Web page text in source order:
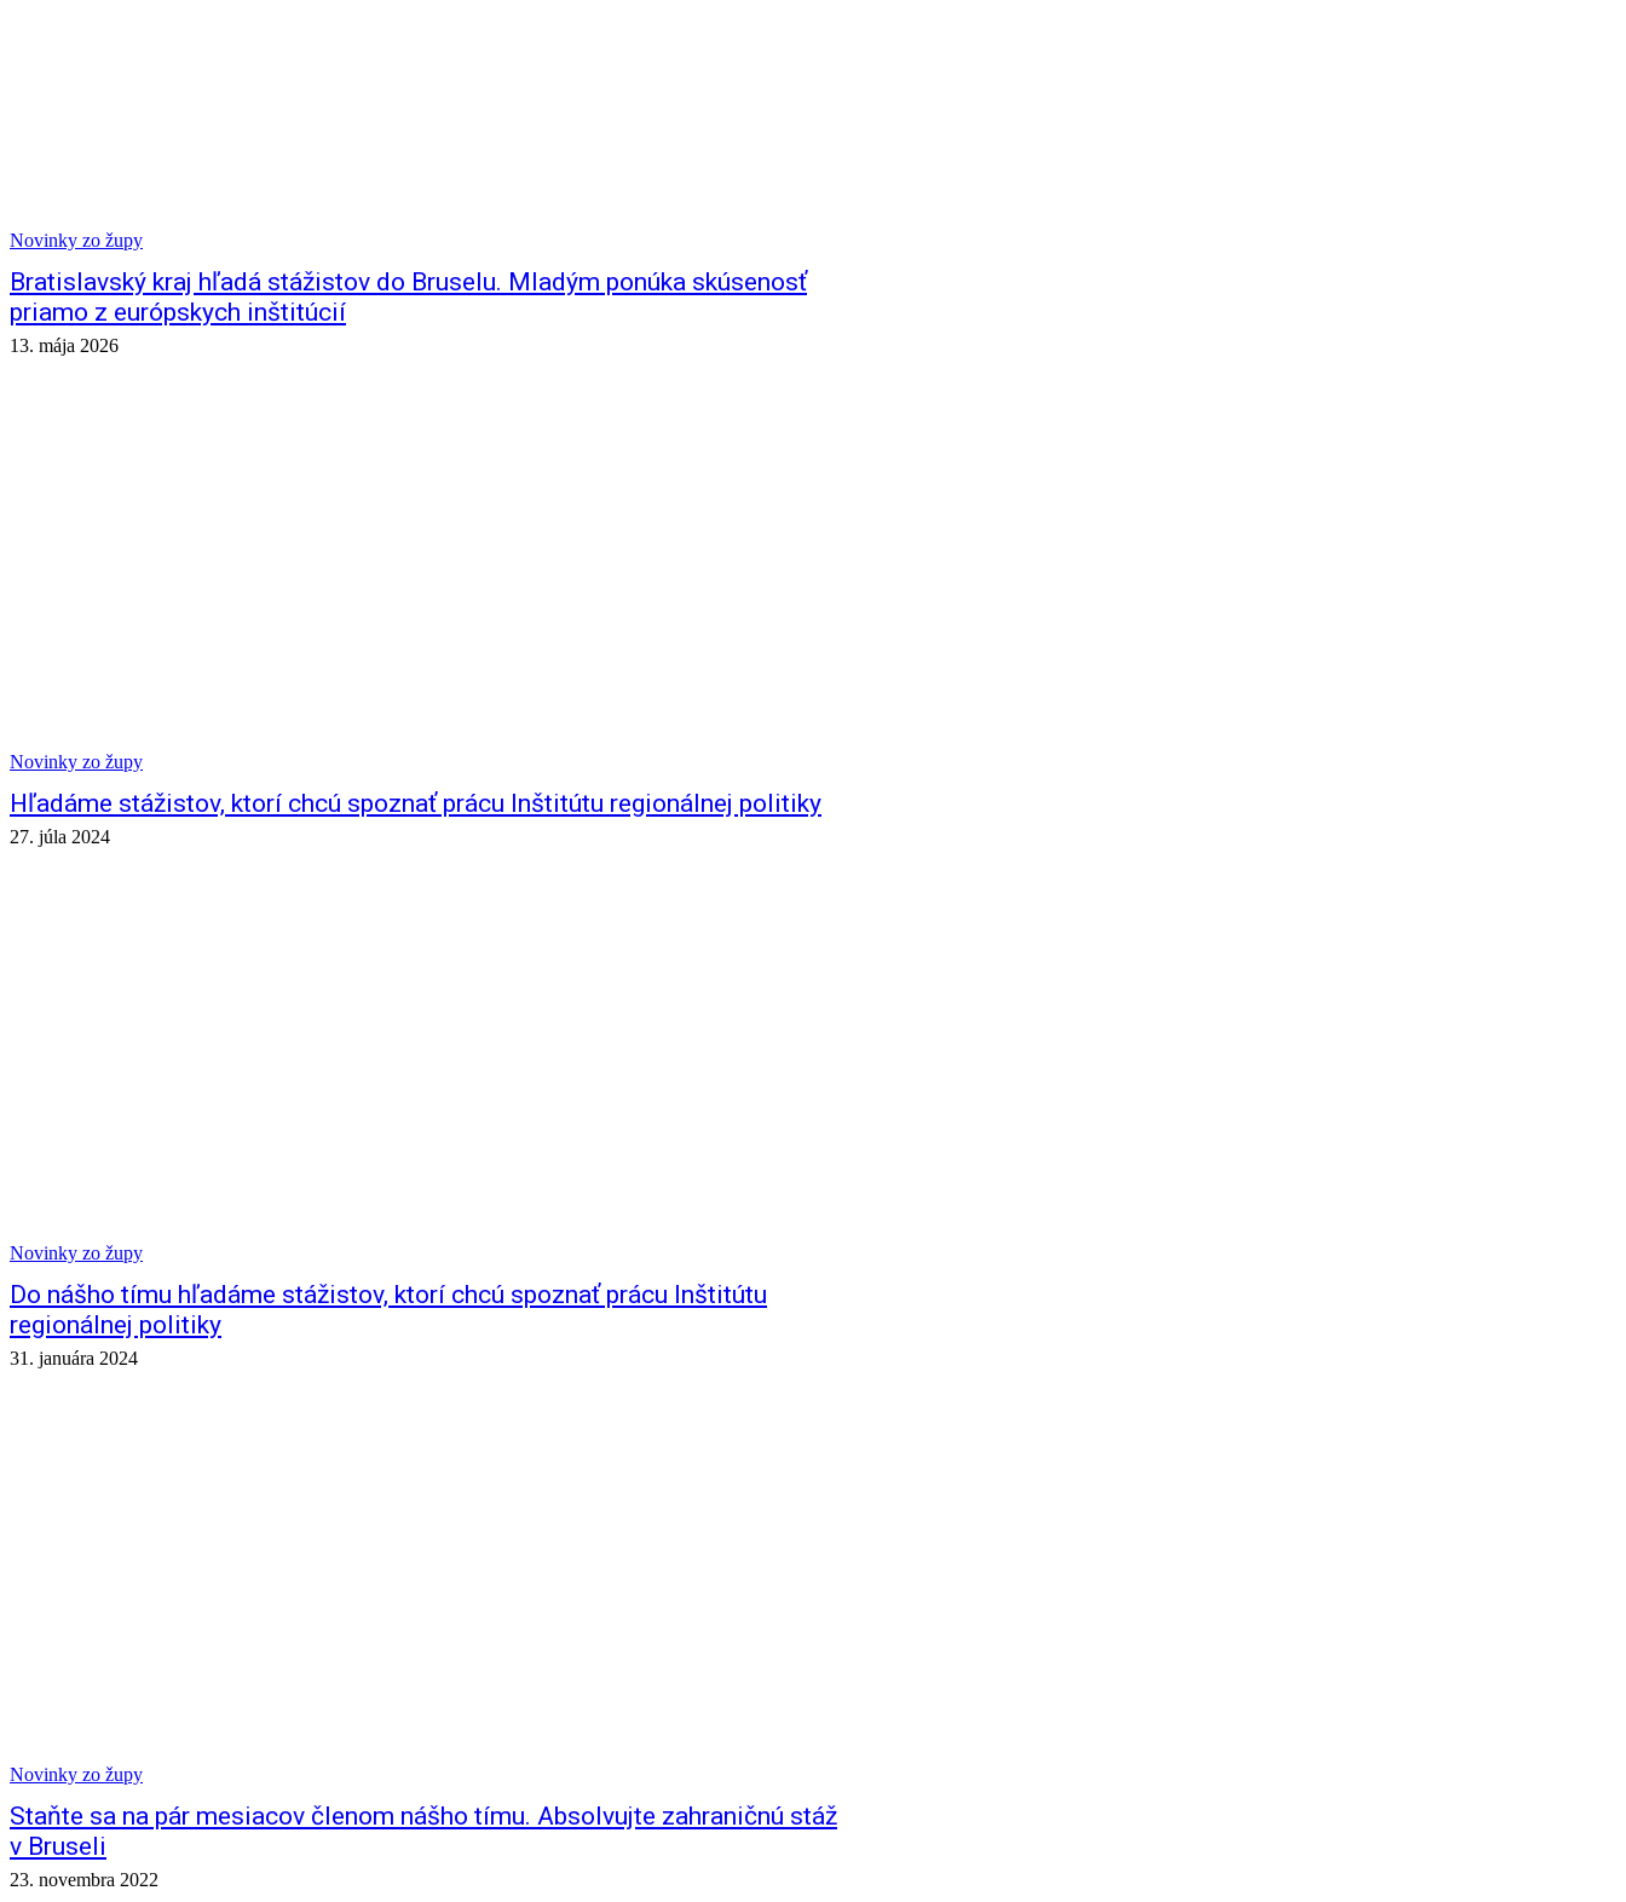
Novinky zo župy
Bratislavský kraj hľadá stážistov do Bruselu. Mladým ponúka skúsenosť
priamo z európskych inštitúcií
13. mája 2026
Novinky zo župy
Hľadáme stážistov, ktorí chcú spoznať prácu Inštitútu regionálnej politiky
27. júla 2024
Novinky zo župy
Do nášho tímu hľadáme stážistov, ktorí chcú spoznať prácu Inštitútu
regionálnej politiky
31. januára 2024
Novinky zo župy
Staňte sa na pár mesiacov členom nášho tímu. Absolvujte zahraničnú stáž
v Bruseli
23. novembra 2022